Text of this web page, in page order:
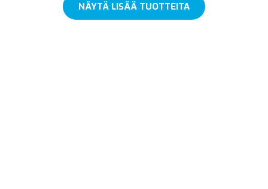
NÄYTÄ LISÄÄ TUOTTEITA